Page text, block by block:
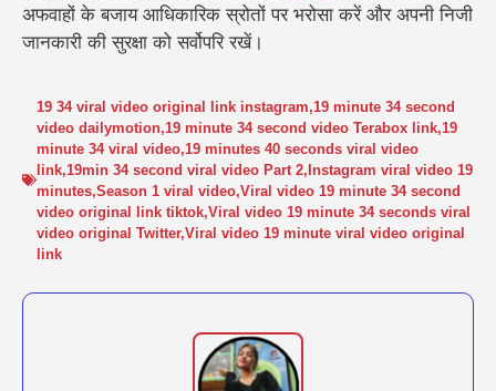
अफवाहों के बजाय आधिकारिक स्रोतों पर भरोसा करें और अपनी निजी
जानकारी की सुरक्षा को सर्वोपरि रखें।
19 34 viral video original link instagram,19 minute 34 second
video dailymotion,19 minute 34 second video Terabox link,19
minute 34 viral video,19 minutes 40 seconds viral video
link,19min 34 second viral video Part 2,Instagram viral video 19
minutes,Season 1 viral video,Viral video 19 minute 34 second
video original link tiktok,Viral video 19 minute 34 seconds viral
video original Twitter,Viral video 19 minute viral video original
link